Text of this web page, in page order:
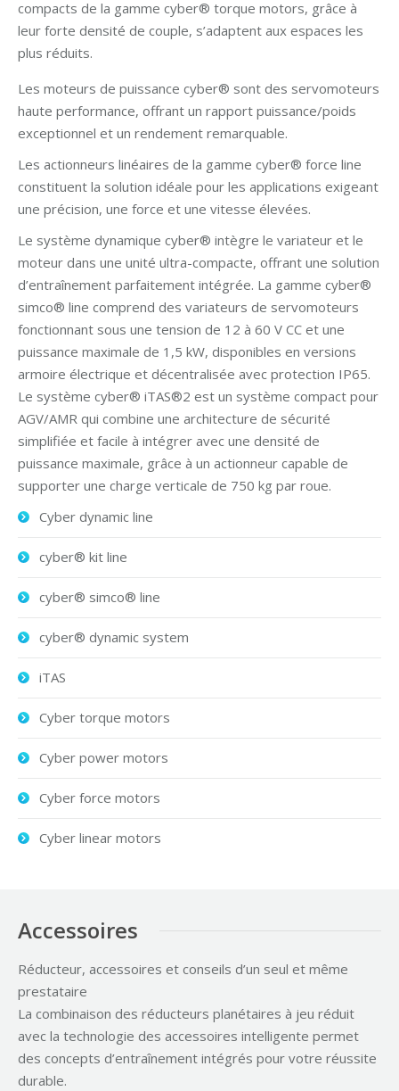
compacts de la gamme cyber® torque motors, grâce à
leur forte densité de couple, s’adaptent aux espaces les
plus réduits.
Les moteurs de puissance cyber® sont des servomoteurs
haute performance, offrant un rapport puissance/poids
exceptionnel et un rendement remarquable.
Les actionneurs linéaires de la gamme cyber® force line
constituent la solution idéale pour les applications exigeant
une précision, une force et une vitesse élevées.
Le système dynamique cyber® intègre le variateur et le
moteur dans une unité ultra-compacte, offrant une solution
d’entraînement parfaitement intégrée. La gamme cyber®
simco® line comprend des variateurs de servomoteurs
fonctionnant sous une tension de 12 à 60 V CC et une
puissance maximale de 1,5 kW, disponibles en versions
armoire électrique et décentralisée avec protection IP65.
Le système cyber® iTAS®2 est un système compact pour
AGV/AMR qui combine une architecture de sécurité
simplifiée et facile à intégrer avec une densité de
puissance maximale, grâce à un actionneur capable de
supporter une charge verticale de 750 kg par roue.
Cyber dynamic line
cyber® kit line
cyber® simco® line
cyber® dynamic system
iTAS
Cyber torque motors
Cyber power motors
Cyber force motors
Cyber linear motors
Accessoires
Réducteur, accessoires et conseils d’un seul et même
prestataire
La combinaison des réducteurs planétaires à jeu réduit
avec la technologie des accessoires intelligente permet
des concepts d’entraînement intégrés pour votre réussite
durable.